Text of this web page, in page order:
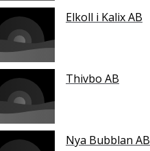
Elkoll i Kalix AB
Thivbo AB
Nya Bubblan AB